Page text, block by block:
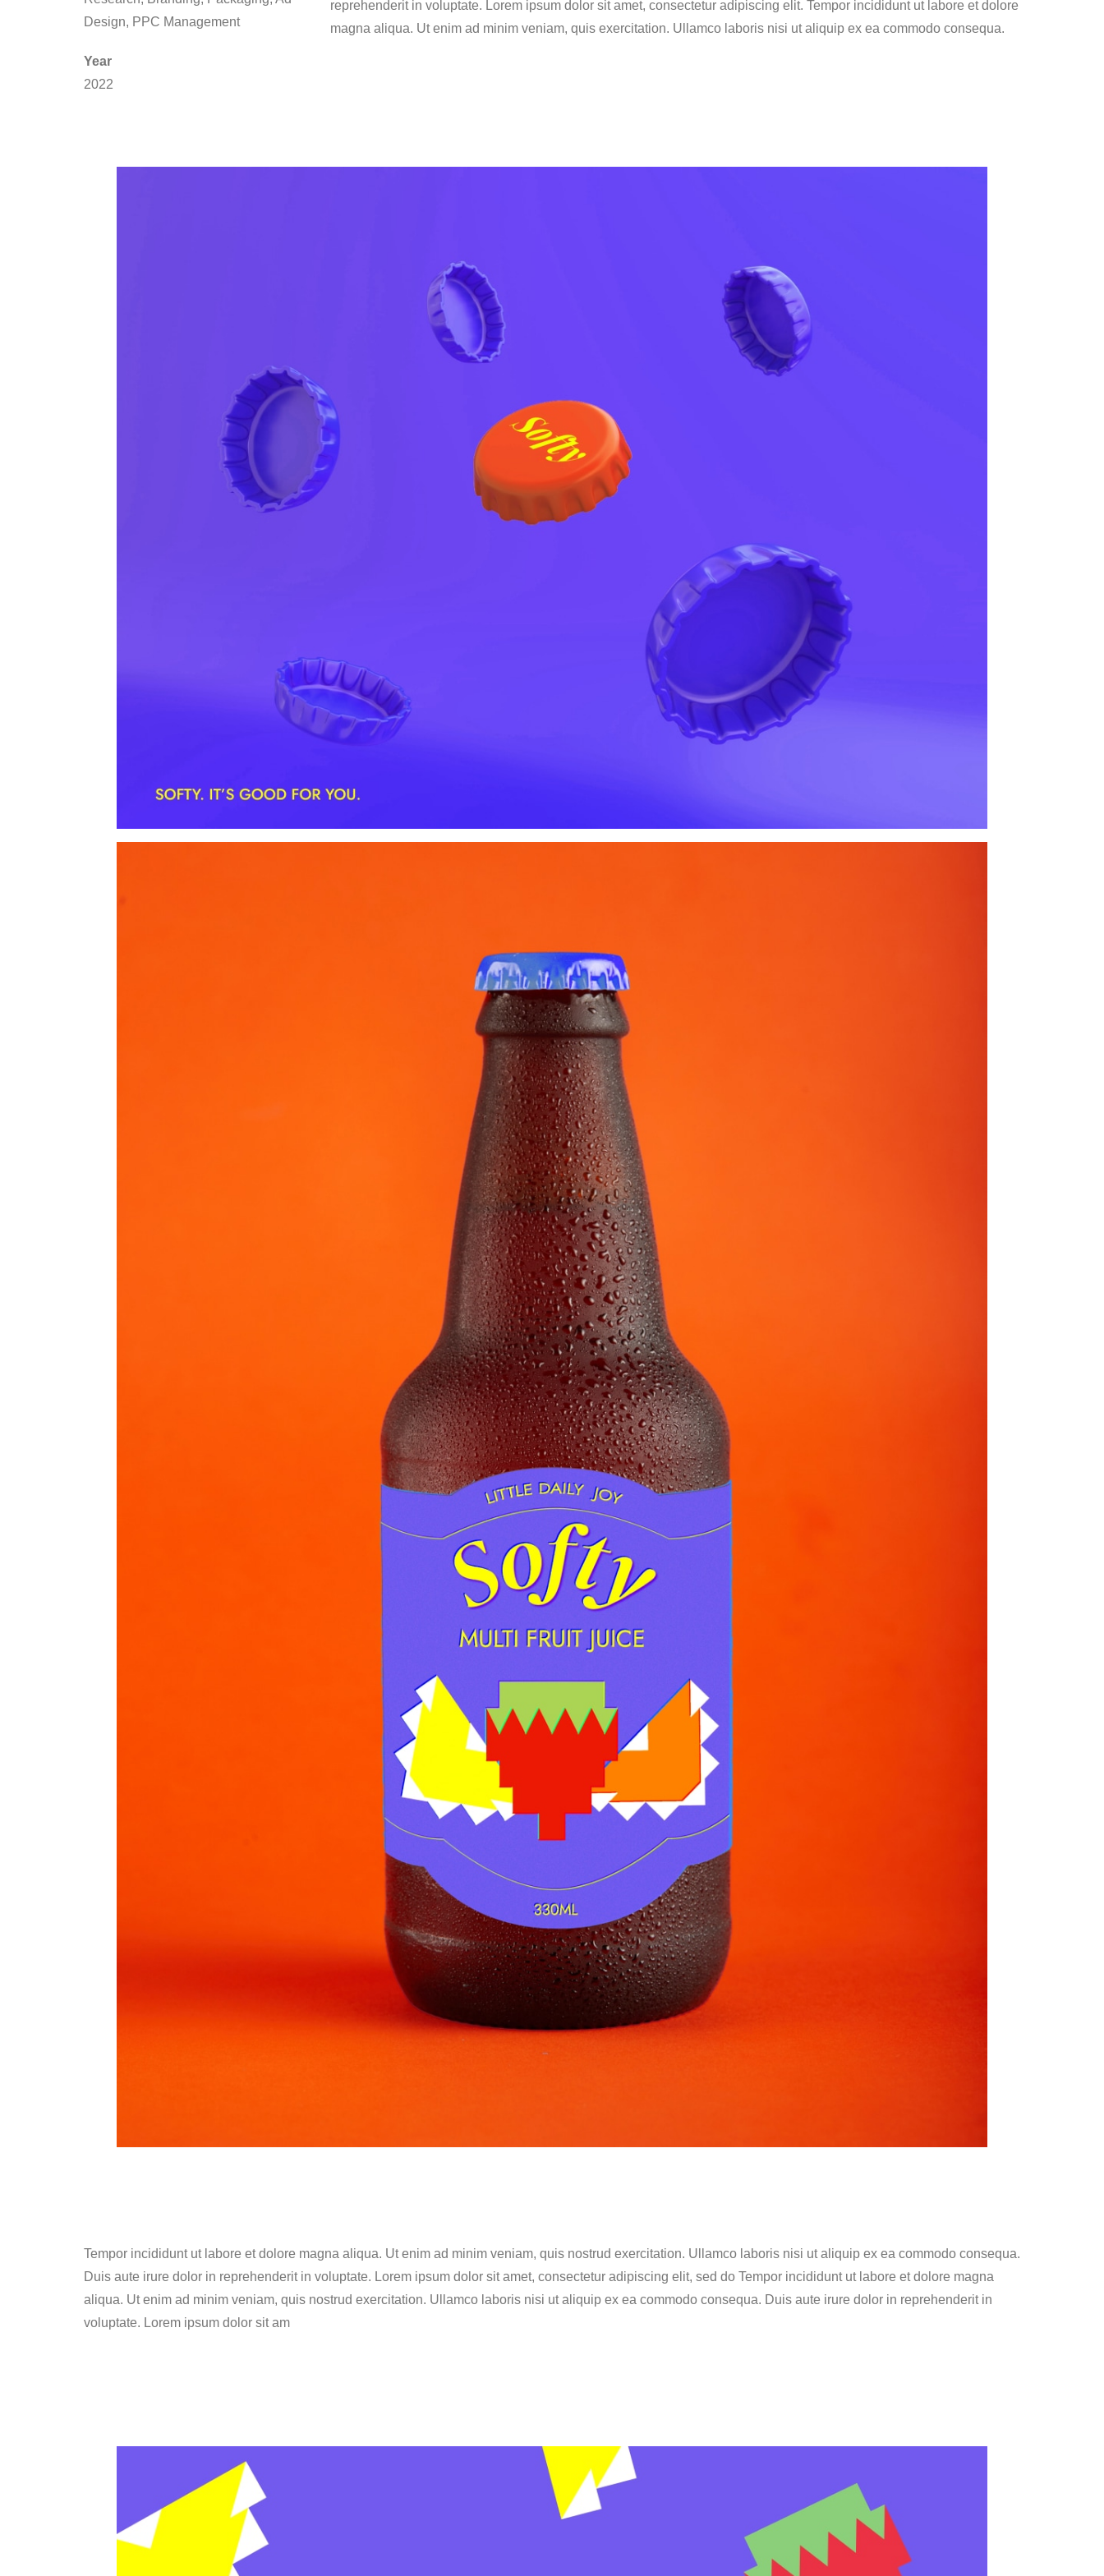
Design, PPC Management
Year
2022
reprehenderit in voluptate. Lorem ipsum dolor sit amet, consectetur adipiscing elit. Tempor incididunt ut labore et dolore
magna aliqua. Ut enim ad minim veniam, quis exercitation. Ullamco laboris nisi ut aliquip ex ea commodo consequa.
Tempor incididunt ut labore et dolore magna aliqua. Ut enim ad minim veniam, quis nostrud exercitation. Ullamco laboris nisi ut aliquip ex ea commodo consequa.
Duis aute irure dolor in reprehenderit in voluptate. Lorem ipsum dolor sit amet, consectetur adipiscing elit, sed do Tempor incididunt ut labore et dolore magna
aliqua. Ut enim ad minim veniam, quis nostrud exercitation. Ullamco laboris nisi ut aliquip ex ea commodo consequa. Duis aute irure dolor in reprehenderit in
voluptate. Lorem ipsum dolor sit am